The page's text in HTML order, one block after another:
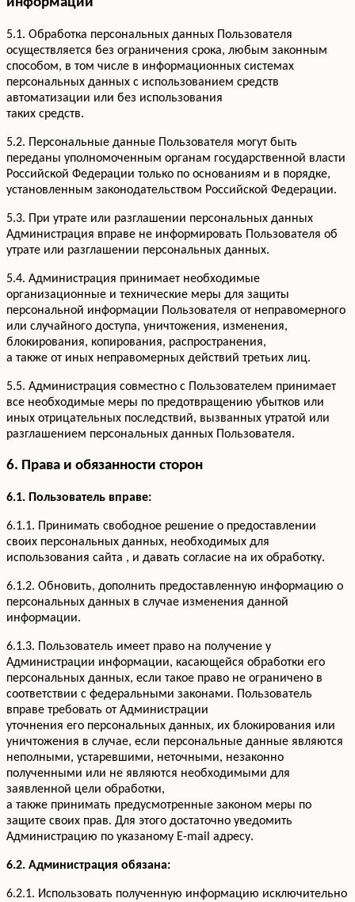
Мы онлайн, пишите
5.1. Обработка персональных данных Пользователя
осуществляется без ограничения срока, любым законным
способом, в том числе в информационных системах
персональных данных с использованием средств
автоматизации или без использования
таких средств.
5.2. Персональные данные Пользователя могут быть
переданы уполномоченным органам государственной власти
Российской Федерации только по основаниям и в порядке,
установленным законодательством Российской Федерации.
5.3. При утрате или разглашении персональных данных
Администрация вправе не информировать Пользователя об
утрате или разглашении персональных данных.
5.4. Администрация принимает необходимые
организационные и технические меры для защиты
персональной информации Пользователя от неправомерного
или случайного доступа, уничтожения, изменения,
блокирования, копирования, распространения,
а также от иных неправомерных действий третьих лиц.
5.5. Администрация совместно с Пользователем принимает
все необходимые меры по предотвращению убытков или
иных отрицательных последствий, вызванных утратой или
разглашением персональных данных Пользователя.
6. Права и обязанности сторон
6.1. Пользователь вправе:
6.1.1. Принимать свободное решение о предоставлении
своих персональных данных, необходимых для
использования сайта , и давать согласие на их обработку.
6.1.2. Обновить, дополнить предоставленную информацию о
персональных данных в случае изменения данной
информации.
6.1.3. Пользователь имеет право на получение у
Администрации информации, касающейся обработки его
персональных данных, если такое право не ограничено в
соответствии с федеральными законами. Пользователь
вправе требовать от Администрации
уточнения его персональных данных, их блокирования или
уничтожения в случае, если персональные данные являются
неполными, устаревшими, неточными, незаконно
полученными или не являются необходимыми для
заявленной цели обработки,
а также принимать предусмотренные законом меры по
защите своих прав. Для этого достаточно уведомить
Администрацию по указаному E-mail адресу.
6.2. Администрация обязана:
6.2.1. Использовать полученную информацию исключительно